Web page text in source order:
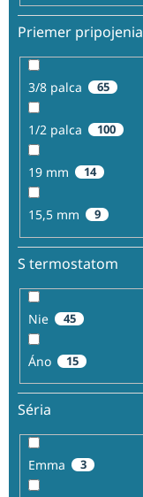
Priemer pripojenia
3/8 palca 65
1/2 palca 100
19 mm 14
15,5 mm 9
S termostatom
Nie 45
Áno 15
Séria
Emma 3